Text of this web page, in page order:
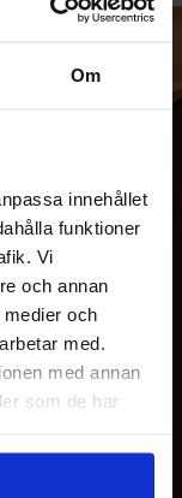
Om
innehållet
funktioner
Vi
och annan
och
med.
med annan
som de har
udvalgte
til alle
ristes, desto mere
dybden og
aromaer
falder lige i din